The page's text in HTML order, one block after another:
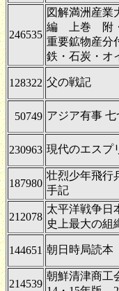
246535
図解満洲産
編 上巻 附・
重要鉱物産分
鉄・石炭・オ
128322 父の戦記
50749 アジア有事
230963 現代のエス
187980
壮烈少年飛
手記
212078
太平洋戦争
史上最大の
144651 朝日時局読
214539
朝鮮清津商